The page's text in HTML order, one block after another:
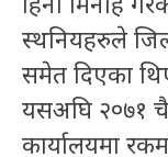
स्थनियहरुले
समेत दिएका
यसअघि २०७१
कार्यालयमा